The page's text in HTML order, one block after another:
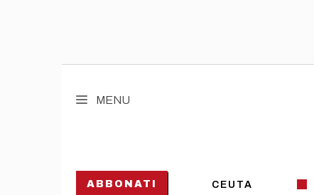
MENU
ABBONATI CEUTA